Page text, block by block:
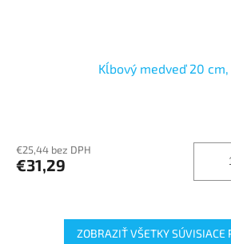
Kĺbový medveď 20
€25,44 bez DPH
€31,29
ZOBRAZIŤ VŠETKY SÚVISIACE